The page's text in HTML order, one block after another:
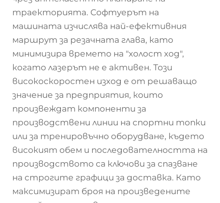
траекторията. Софтуерът на
машината изчислява най-ефективния
маршрут за резачната глава, като
минимизира времето на "холост ход",
когато лазерът не е активен. Този
високоскоростен изход е от решаващо
значение за предприятия, които
произвеждат компоненти за
производствени линии на спортни топки
или за тренировъчно оборудване, където
високият обем и последователността на
производството са ключови за спазване
на строгите графици за доставка. Като
максимизират броя на произведените